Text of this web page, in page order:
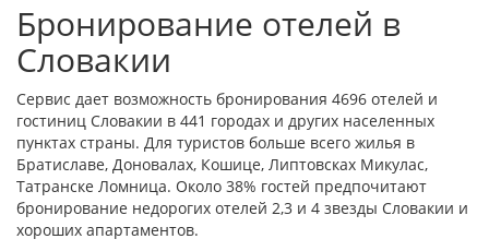
Бронирование отелей в
Словакии
Сервис дает возможность бронирования 4696 отелей и
гостиниц Словакии в 441 городах и других населенных
пунктах страны. Для туристов больше всего жилья в
Братиславе, Доновалах, Кошице, Липтовсках Микулас,
Татранске Ломница. Около 38% гостей предпочитают
бронирование недорогих отелей 2,3 и 4 звезды Словакии и
хороших апартаментов.